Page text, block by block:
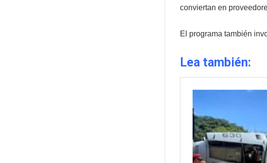
conviertan en
El programa también
Lea también: